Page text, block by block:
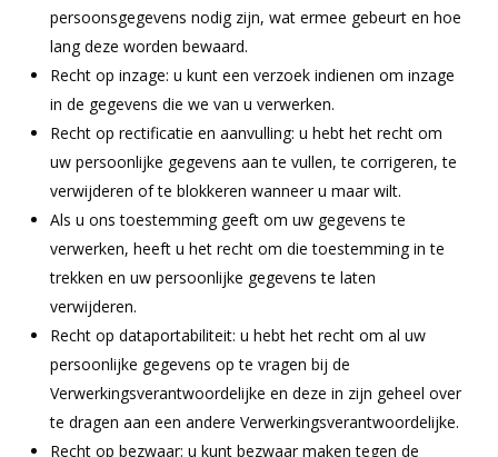
persoonsgegevens nodig zijn, wat ermee gebeurt en hoe
lang deze worden bewaard.
Recht op inzage: u kunt een verzoek indienen om inzage
in de gegevens die we van u verwerken.
Recht op rectificatie en aanvulling: u hebt het recht om
uw persoonlijke gegevens aan te vullen, te corrigeren, te
verwijderen of te blokkeren wanneer u maar wilt.
Als u ons toestemming geeft om uw gegevens te
verwerken, heeft u het recht om die toestemming in te
trekken en uw persoonlijke gegevens te laten
verwijderen.
Recht op dataportabiliteit: u hebt het recht om al uw
persoonlijke gegevens op te vragen bij de
Verwerkingsverantwoordelijke en deze in zijn geheel over
te dragen aan een andere Verwerkingsverantwoordelijke.
Recht op bezwaar: u kunt bezwaar maken tegen de